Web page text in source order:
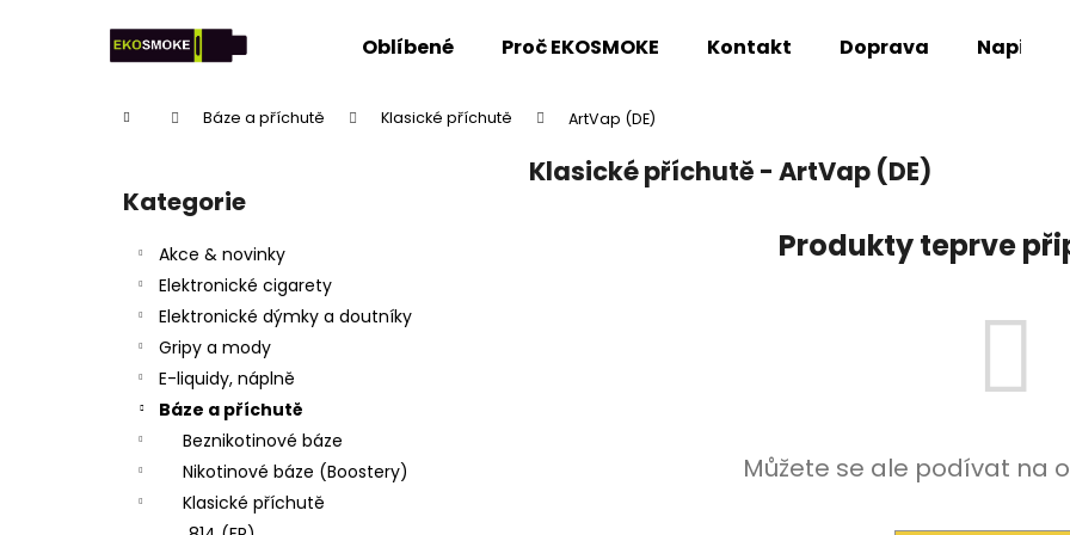
Oblíbené Proč EKOSMOKE Kontakt Doprava Napište
Domů Báze a příchutě Klasické příchutě ArtVap (DE)
Přeskočit
kategorie
Kategorie
Akce & novinky
Elektronické cigarety
Elektronické dýmky a doutníky
Gripy a mody
E-liquidy, náplně
Báze a příchutě
Beznikotinové báze
Nikotinové báze (Boostery)
Klasické příchutě
Klasické příchutě - ArtVap (DE)
Produkty teprve
Můžete se ale podívat na
Zpět
Zpět
Co potřebujete najít?